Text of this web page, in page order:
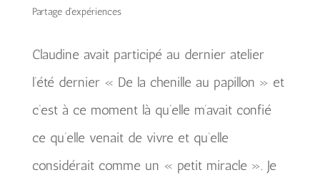
Partage d'expériences
Claudine avait participé au dernier atelier
l’été dernier « De la chenille au papillon » et
c’est à ce moment là qu’elle m’avait confié
ce qu’elle venait de vivre et qu’elle
considérait comme un « petit miracle ». Je